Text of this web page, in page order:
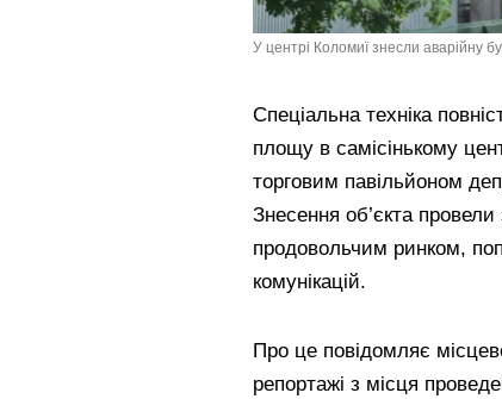
У центрі Коломиї знесли аварійну
Спеціальна техніка
площу в самісінькому
торговим павільйоном
Знесення об’єкта
продовольчим ринком,
комунікацій.
Про це повідомляє
репортажі з місця